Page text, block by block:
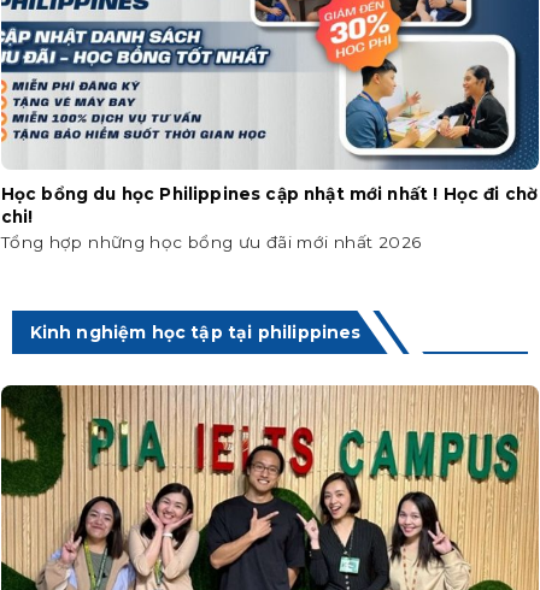
Học bổng du học Philippines cập nhật mới nhất ! Học đi chờ
chi!
Tổng hợp những học bổng ưu đãi mới nhất 2026
Kinh nghiệm học tập tại philippines